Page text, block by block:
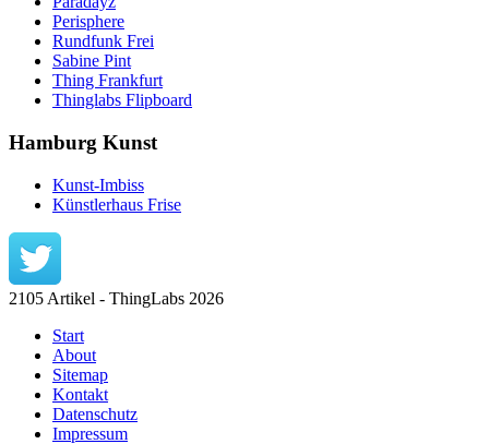
Perisphere
Rundfunk Frei
Sabine Pint
Thing Frankfurt
Thinglabs Flipboard
Hamburg Kunst
Kunst-Imbiss
Künstlerhaus Frise
2105 Artikel - ThingLabs 2026
Start
About
Sitemap
Kontakt
Datenschutz
Impressum